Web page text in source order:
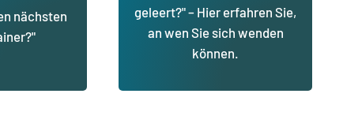
nächsten
geleert?" – Hier erfahren Sie,
an wen Sie sich wenden
können.